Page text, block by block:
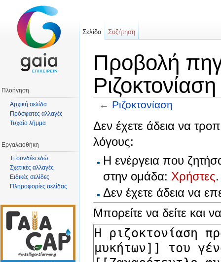
Προβολή
Ριζοκτονίαση
← Ριζοκτονίαση
Δεν έχετε άδεια να
λόγους:
Η ενέργεια που
στην ομάδα: Χρήστες.
Δεν έχετε άδεια να
Μπορείτε να δείτε και
Σελίδα Συζήτηση
Πλοήγηση
Αρχική σελίδα
Πρόσφατες αλλαγές
Τυχαίο λήμμα
Εργαλειοθήκη
Τι συνδέει εδώ
Σχετικές αλλαγές
Ειδικές σελίδες
Πληροφορίες σελίδας